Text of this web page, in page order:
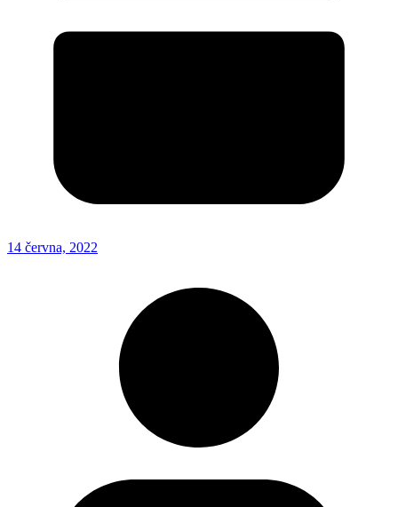
14 června, 2022